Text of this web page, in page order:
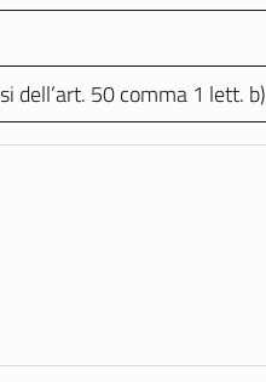
dell’art. 50 comma 1 lett.